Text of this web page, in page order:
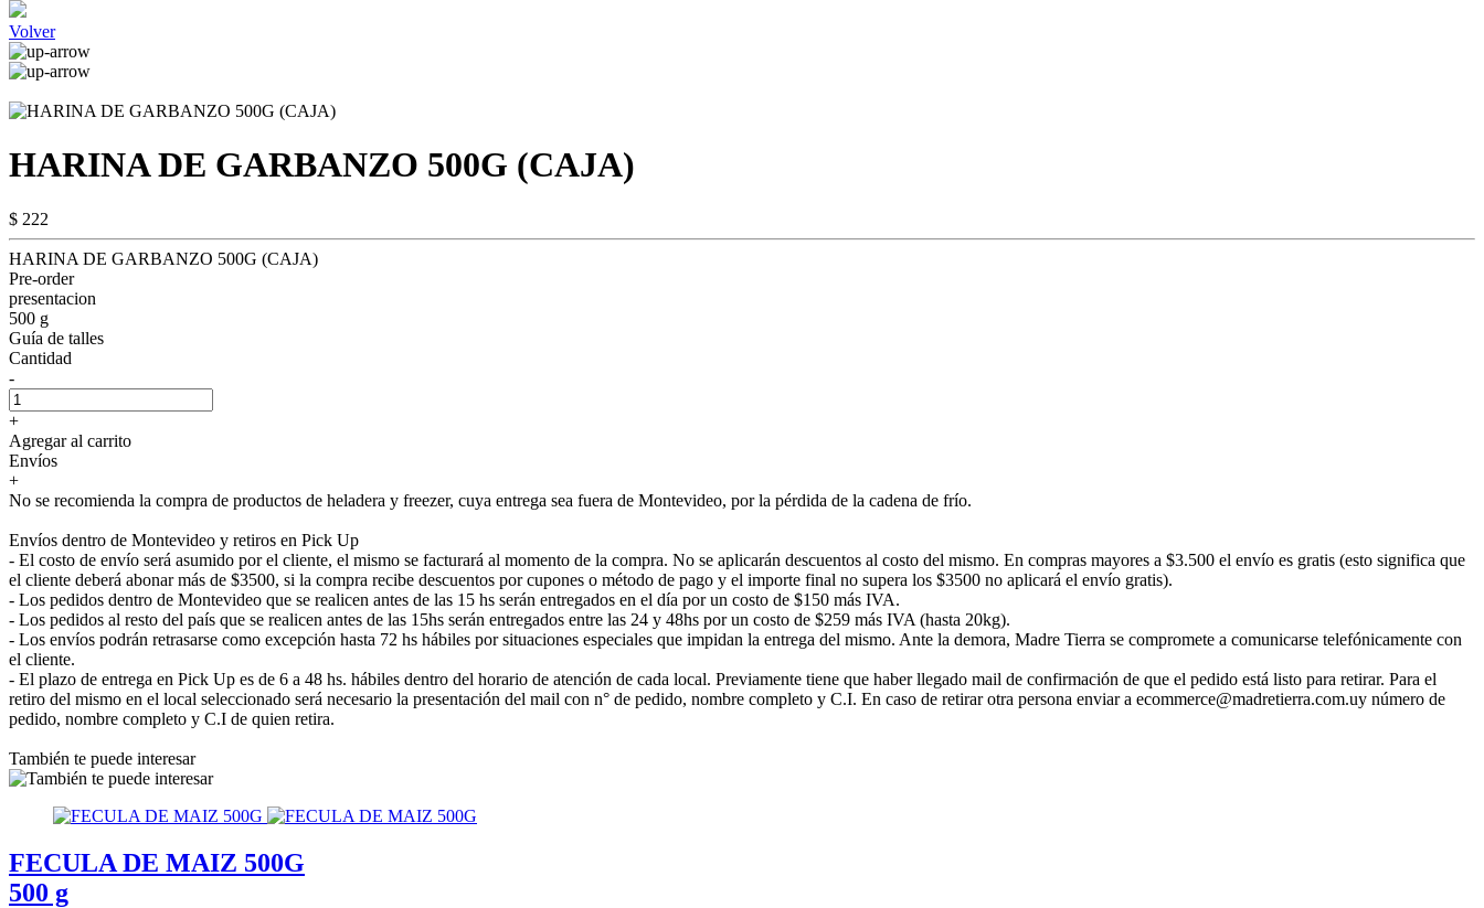
Volver
HARINA DE GARBANZO 500G (CAJA)
$ 222
HARINA DE GARBANZO 500G (CAJA)
Pre-order
presentacion
500 g
Guía de talles
Cantidad
-
+
Agregar al carrito
Envíos
+
No se recomienda la compra de productos de heladera y freezer, cuya entrega sea fuera de Montevideo, por la pérdida de la cadena de frío.
Envíos dentro de Montevideo y retiros en Pick Up
- El costo de envío será asumido por el cliente, el mismo se facturará al momento de la compra. No se aplicarán descuentos al costo del mismo. En compras mayores a $3.500 el envío es gratis (esto significa que
el cliente deberá abonar más de $3500, si la compra recibe descuentos por cupones o método de pago y el importe final no supera los $3500 no aplicará el envío gratis).
- Los pedidos dentro de Montevideo que se realicen antes de las 15 hs serán entregados en el día por un costo de $150 más IVA.
- Los pedidos al resto del país que se realicen antes de las 15hs serán entregados entre las 24 y 48hs por un costo de $259 más IVA (hasta 20kg).
- Los envíos podrán retrasarse como excepción hasta 72 hs hábiles por situaciones especiales que impidan la entrega del mismo. Ante la demora, Madre Tierra se compromete a comunicarse telefónicamente con
el cliente.
- El plazo de entrega en Pick Up es de 6 a 48 hs. hábiles dentro del horario de atención de cada local. Previamente tiene que haber llegado mail de confirmación de que el pedido está listo para retirar. Para el
retiro del mismo en el local seleccionado será necesario la presentación del mail con n° de pedido, nombre completo y C.I. En caso de retirar otra persona enviar a ecommerce@madretierra.com.uy número de
pedido, nombre completo y C.I de quien retira.
También te puede interesar
FECULA DE MAIZ 500G
500 g